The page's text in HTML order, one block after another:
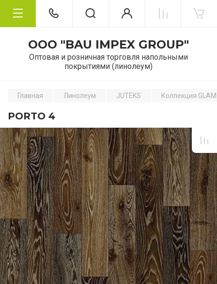
OOO "BAU IMPEX GROUP"
Оптовая и розничная торговля напольными
покрытиями (линолеум)
Главная Линолеум JUTEKS Коллекция
PORTO 4